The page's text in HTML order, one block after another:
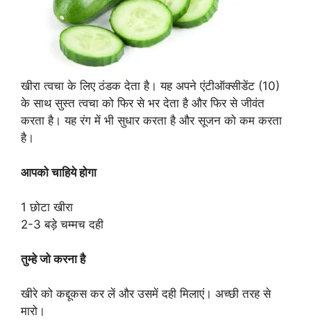
खीरा त्वचा के लिए ठंडक देता है। यह अपने एंटीऑक्सीडेंट (10)
के साथ सुस्त त्वचा को फिर से भर देता है और फिर से जीवंत
करता है। यह रंग में भी सुधार करता है और सूजन को कम करता
है।
आपको चाहिये होगा
1 छोटा खीरा
2-3 बड़े चम्मच दही
तुम्हे जो करना है
खीरे को कद्दूकस कर लें और उसमें दही मिलाएं। अच्छी तरह से
मारो।